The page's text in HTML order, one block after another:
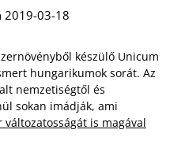
2019-03-18
készülő Unicum
hungarikumok sorát. Az
nemzetiségtől és
sokan imádják, ami
változatosságát is magával